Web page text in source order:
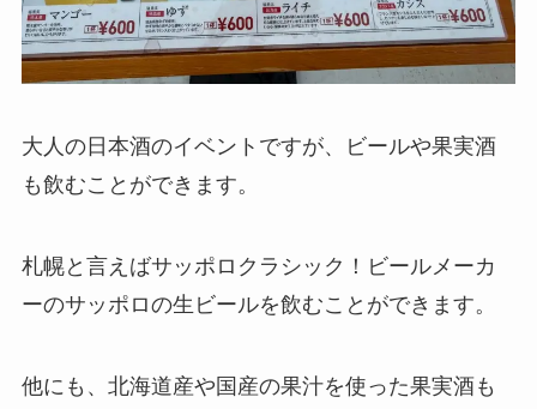
大人の日本酒のイベントですが、ビールや果実酒
も飲むことができます。
札幌と言えばサッポロクラシック！ビールメーカ
ーのサッポロの生ビールを飲むことができます。
他にも、北海道産や国産の果汁を使った果実酒も